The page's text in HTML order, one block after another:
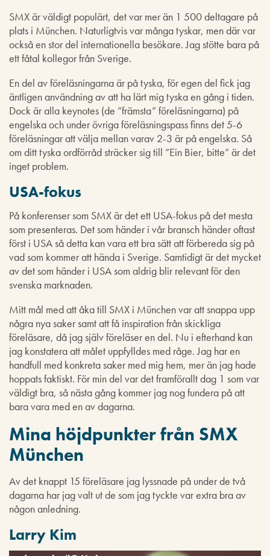
SMX är väldigt populärt, det var mer än 1 500 deltagare på
plats i München. Naturligtvis var många tyskar, men där var
också en stor del internationella besökare. Jag stötte bara på
ett fåtal kollegor från Sverige.
En del av föreläsningarna är på tyska, för egen del fick jag
äntligen användning av att ha lärt mig tyska en gång i tiden.
Dock är alla keynotes (de ”främsta” föreläsningarna) på
engelska och under övriga föreläsningspass finns det 5-6
föreläsningar att välja mellan varav 2-3 är på engelska. Så
om ditt tyska ordförråd sträcker sig till ”Ein Bier, bitte” är det
inget problem.
USA-fokus
På konferenser som SMX är det ett USA-fokus på det mesta
som presenteras. Det som händer i vår bransch händer oftast
först i USA så detta kan vara ett bra sätt att förbereda sig på
vad som kommer att hända i Sverige. Samtidigt är det mycket
av det som händer i USA som aldrig blir relevant för den
svenska marknaden.
Mitt mål med att åka till SMX i München var att snappa upp
några nya saker samt att få inspiration från skickliga
föreläsare, då jag själv föreläser en del. Nu i efterhand kan
jag konstatera att målet uppfylldes med råge. Jag har en
handfull med konkreta saker med mig hem, mer än jag hade
hoppats faktiskt. För min del var det framförallt dag 1 som var
väldigt bra, så nästa gång kommer jag nog fundera på att
bara vara med en av dagarna.
Mina höjdpunkter från SMX
München
Av det knappt 15 föreläsare jag lyssnade på under de två
dagarna har jag valt ut de som jag tyckte var extra bra av
någon anledning.
Larry Kim